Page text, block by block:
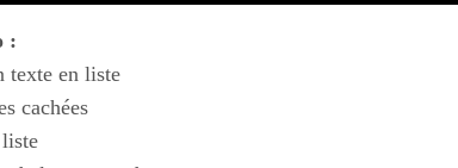
:
texte en liste
cachées